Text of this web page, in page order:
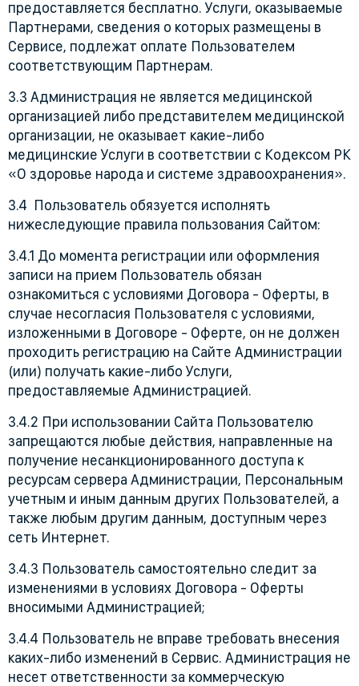
предоставляется бесплатно. Услуги, оказываемые
Партнерами, сведения о которых размещены в
Сервисе, подлежат оплате Пользователем
соответствующим Партнерам.
3.3 Администрация не является медицинской
организацией либо представителем медицинской
организации, не оказывает какие-либо
медицинские Услуги в соответствии с Кодексом РК
«О здоровье народа и системе здравоохранения».
3.4 Пользователь обязуется исполнять
нижеследующие правила пользования Сайтом:
3.4.1 До момента регистрации или оформления
записи на прием Пользователь обязан
ознакомиться с условиями Договора - Оферты, в
случае несогласия Пользователя с условиями,
изложенными в Договоре - Оферте, он не должен
проходить регистрацию на Сайте Администрации
(или) получать какие-либо Услуги,
предоставляемые Администрацией.
3.4.2 При использовании Сайта Пользователю
запрещаются любые действия, направленные на
получение несанкционированного доступа к
ресурсам сервера Администрации, Персональным
учетным и иным данным других Пользователей, а
также любым другим данным, доступным через
сеть Интернет.
3.4.3 Пользователь самостоятельно следит за
изменениями в условиях Договора - Оферты
вносимыми Администрацией;
3.4.4 Пользователь не вправе требовать внесения
каких-либо изменений в Сервис. Администрация не
несет ответственности за коммерческую